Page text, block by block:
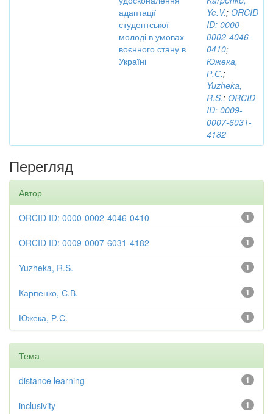
адаптації
студентської
молоді в умовах
воєнного стану в
Україні
Ye.V.; ORCID
ID: 0000-
0002-4046-
0410;
Южека,
Р.С.;
Yuzheka,
R.S.; ORCID
ID: 0009-
0007-6031-
4182
Перегляд
Автор
1
ORCID ID: 0000-0002-4046-0410
1
ORCID ID: 0009-0007-6031-4182
1
Yuzheka, R.S.
1
Карпенко, Є.В.
1
Южека, Р.С.
Тема
1
distance learning
1
inclusivity